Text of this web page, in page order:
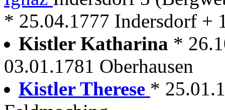
* 25.04.1777 Indersdorf +
Kistler Katharina *
03.01.1781 Oberhausen
Kistler Therese *